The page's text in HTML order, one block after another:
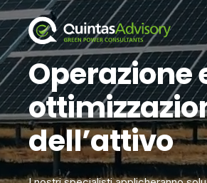
Operazione
dell’attivo